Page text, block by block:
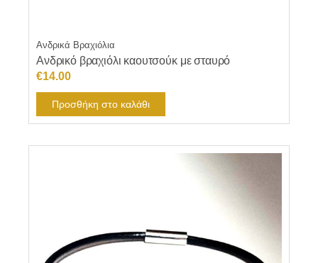
Ανδρικά Βραχιόλια
Ανδρικό βραχιόλι καουτσούκ με σταυρό
€14.00
Προσθήκη στο καλάθι